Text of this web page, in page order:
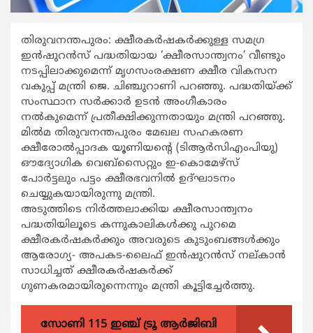
തിരുവനന്തപുരം: ക്ഷീരകര്‍ഷകര്‍ക്കുള്ള സമഗ്ര
ഇന്‍ഷുറന്‍സ് പദ്ധതിയായ ‘ക്ഷീരസാന്ത്വനം’ വീണ്ടും
നടപ്പിലാക്കുമെന്ന് മൃഗസംരക്ഷണ ക്ഷീര വികസന
വകുപ്പ് മന്ത്രി ജെ. ചിഞ്ചുറാണി പറഞ്ഞു. പദ്ധതിയ്ക്ക്
സംസ്ഥാന സര്‍ക്കാര്‍ ഉടന്‍ അംഗീകാരം
നല്‍കുമെന്ന് പ്രതീക്ഷിക്കുന്നതായും മന്ത്രി പറഞ്ഞു.
മില്‍മ തിരുവനന്തപുരം മേഖല സഹകരണ
ക്ഷീരോല്‍പ്പാദക യൂണിയന്‍റെ (ടിആര്‍സിഎംപിയു)
ഔദ്യോഗിക വെബ്സൈറ്റും ഇ-കൊമേഴ്സ്
പോര്‍ട്ടലും പട്ടം ക്ഷീരഭവനില്‍ ഉദ്ഘാടനം
ചെയ്യുകയായിരുന്നു മന്ത്രി.
അടുത്തിടെ നിര്‍ത്തലാക്കിയ ക്ഷീരസാന്ത്വനം
പദ്ധതിയിലൂടെ കന്നുകാലികള്‍ക്കു പുറമെ
ക്ഷീരകര്‍ഷകര്‍ക്കും അവരുടെ കുടുംബങ്ങള്‍ക്കും
ആരോഗ്യ- അപകട-ലൈഫ് ഇന്‍ഷുറന്‍സ് നല്കാന്‍
സാധിച്ചത് ക്ഷീരകര്‍ഷകര്‍ക്ക്
ഗുണകരമായിരുന്നെന്നും മന്ത്രി കൂട്ടിച്ചേര്‍ത്തു.
സോണി 115 ഇഞ്ച് ട്രൂ ആർജിബി